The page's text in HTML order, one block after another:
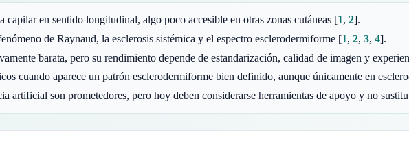
capilar en sentido longitudinal, algo poco accesible en otras zonas cutáneas [1, 2].
de Raynaud, la esclerosis sistémica y el espectro esclerodermiforme [1, 2, 3, 4].
barata, pero su rendimiento depende de estandarización, calidad de imagen y
cuando aparece un patrón esclerodermiforme bien definido, aunque únicamente en
artificial son prometedores, pero hoy deben considerarse herramientas de apoyo y no